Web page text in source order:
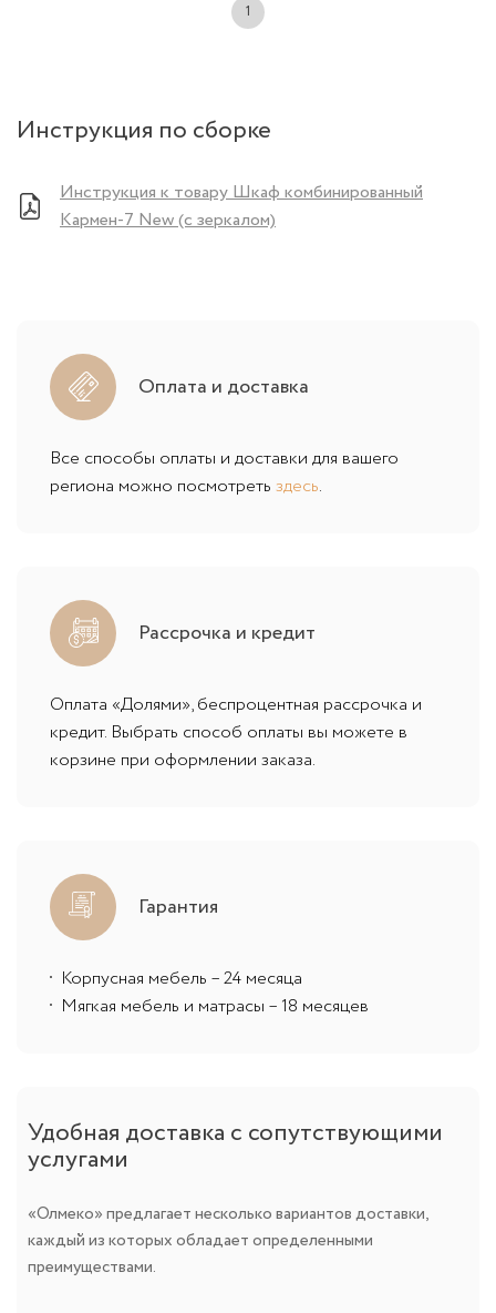
1
Инструкция по сборке
Инструкция к товару Шкаф комбинированный
Кармен-7 New (с зеркалом)
Оплата и доставка
Все способы оплаты и доставки для вашего
региона можно посмотреть здесь.
Рассрочка и кредит
Оплата «Долями», беспроцентная рассрочка и
кредит. Выбрать способ оплаты вы можете в
корзине при оформлении заказа.
Гарантия
Корпусная мебель – 24 месяца
Мягкая мебель и матрасы – 18 месяцев
Удобная доставка с сопутствующими
услугами
«Олмеко» предлагает несколько вариантов доставки,
каждый из которых обладает определенными
преимуществами.